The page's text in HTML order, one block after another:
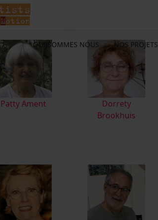
QUI SOMMES NOUS NOS PROJETS
Patty Ament Dorrety
Brookhuis